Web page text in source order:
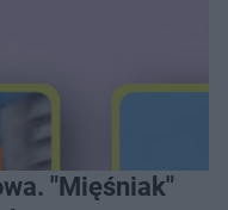
"Mięśniak"